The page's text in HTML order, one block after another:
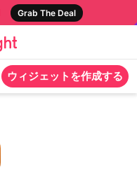
Grab The Deal
ウィジェットを作成する